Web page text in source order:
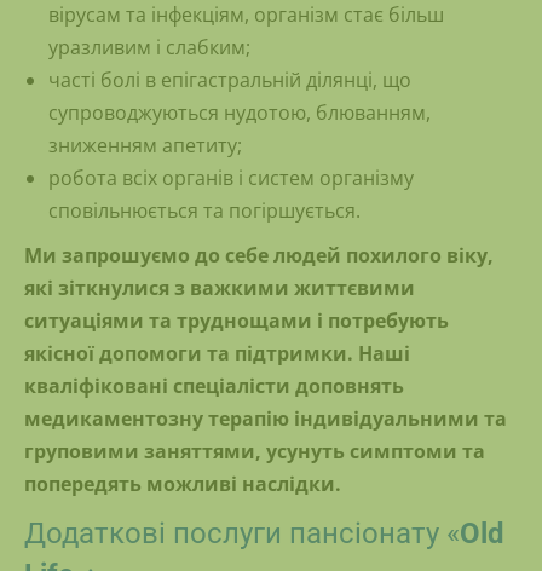
вірусам та інфекціям, організм стає більш
уразливим і слабким;
часті болі в епігастральній ділянці, що
супроводжуються нудотою, блюванням,
зниженням апетиту;
робота всіх органів і систем організму
сповільнюється та погіршується.
Ми запрошуємо до себе людей похилого віку,
які зіткнулися з важкими життєвими
ситуаціями та труднощами і потребують
якісної допомоги та підтримки. Наші
кваліфіковані спеціалісти доповнять
медикаментозну терапію індивідуальними та
груповими заняттями, усунуть симптоми та
попередять можливі наслідки.
Додаткові послуги пансіонату «Old